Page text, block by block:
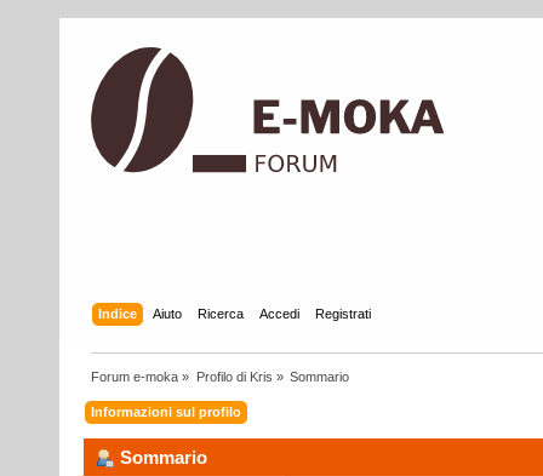
Indice Aiuto Ricerca Accedi Registrati
Forum e-moka » Profilo di Kris » Sommario
Informazioni sul profilo
Sommario